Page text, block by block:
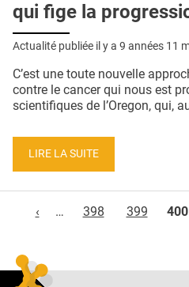
qui fige la
Actualité publiée il y a 9 années 11
C’est une toute nouvelle
contre le cancer qui nous est
scientifiques de l’Oregon, qui,
LIRE LA SUITE
‹
… 398 399 400